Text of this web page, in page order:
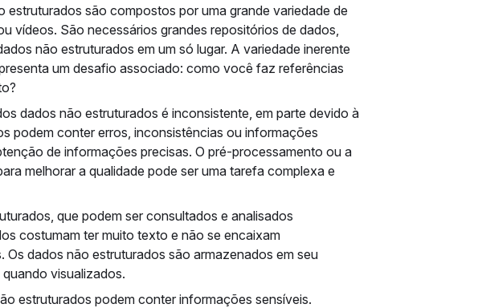
estruturados são compostos por uma grande variedade de
vídeos. São necessários grandes repositórios de dados,
não estruturados em um só lugar. A variedade inerente
um desafio associado: como você faz referências
dados não estruturados é inconsistente, em parte devido à
podem conter erros, inconsistências ou informações
de informações precisas. O pré-processamento ou a
melhorar a qualidade pode ser uma tarefa complexa e
que podem ser consultados e analisados
costumam ter muito texto e não se encaixam
Os dados não estruturados são armazenados em seu
visualizados.
estruturados podem conter informações sensíveis.